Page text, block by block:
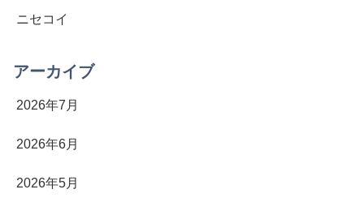
ニセコイ
アーカイブ
2026年7月
2026年6月
2026年5月